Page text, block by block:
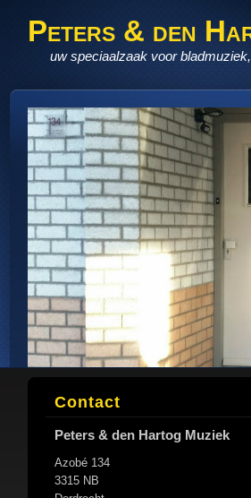
Peters & den
uw speciaalzaak voor
Contact
Peters & den Hartog Muziek
Azobé 134
3315 NB